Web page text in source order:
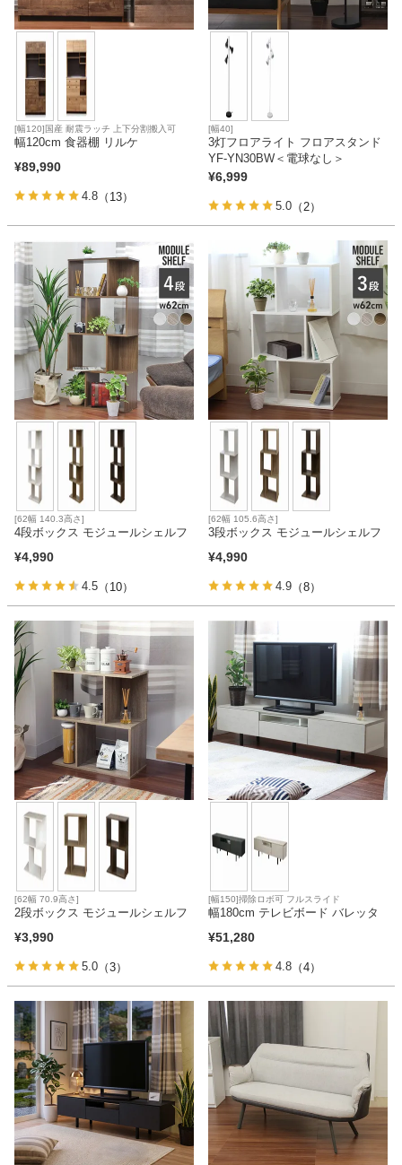
[幅120]国産 耐震ラッチ 上下分割搬入可
幅120cm 食器棚 リルケ
¥89,990
4.8 （13）
[幅40]
3灯フロアライト フロアスタンド
YF-YN30BW＜電球なし＞
¥6,999
5.0 （2）
[62幅 140.3高さ]
4段ボックス モジュールシェルフ
¥4,990
4.5 （10）
[62幅 105.6高さ]
3段ボックス モジュールシェルフ
¥4,990
4.9 （8）
[62幅 70.9高さ]
2段ボックス モジュールシェルフ
¥3,990
5.0 （3）
[幅150]掃除ロボ可 フルスライド
幅180cm テレビボード バレッタ
¥51,280
4.8 （4）